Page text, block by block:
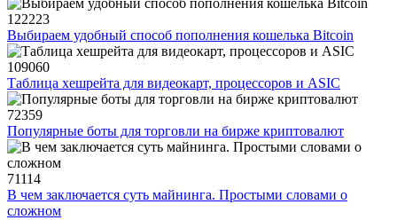
122223
Выбираем удобный способ пополнения кошелька Bitcoin
109060
Таблица хешрейта для видеокарт, процессоров и ASIC
72359
Популярные боты для торговли на бирже криптовалют
71114
В чем заключается суть майнинга. Простыми словами о
сложном